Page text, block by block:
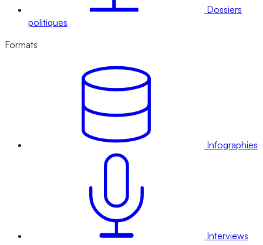
Dossiers
politiques
Formats
Infographies
Interviews